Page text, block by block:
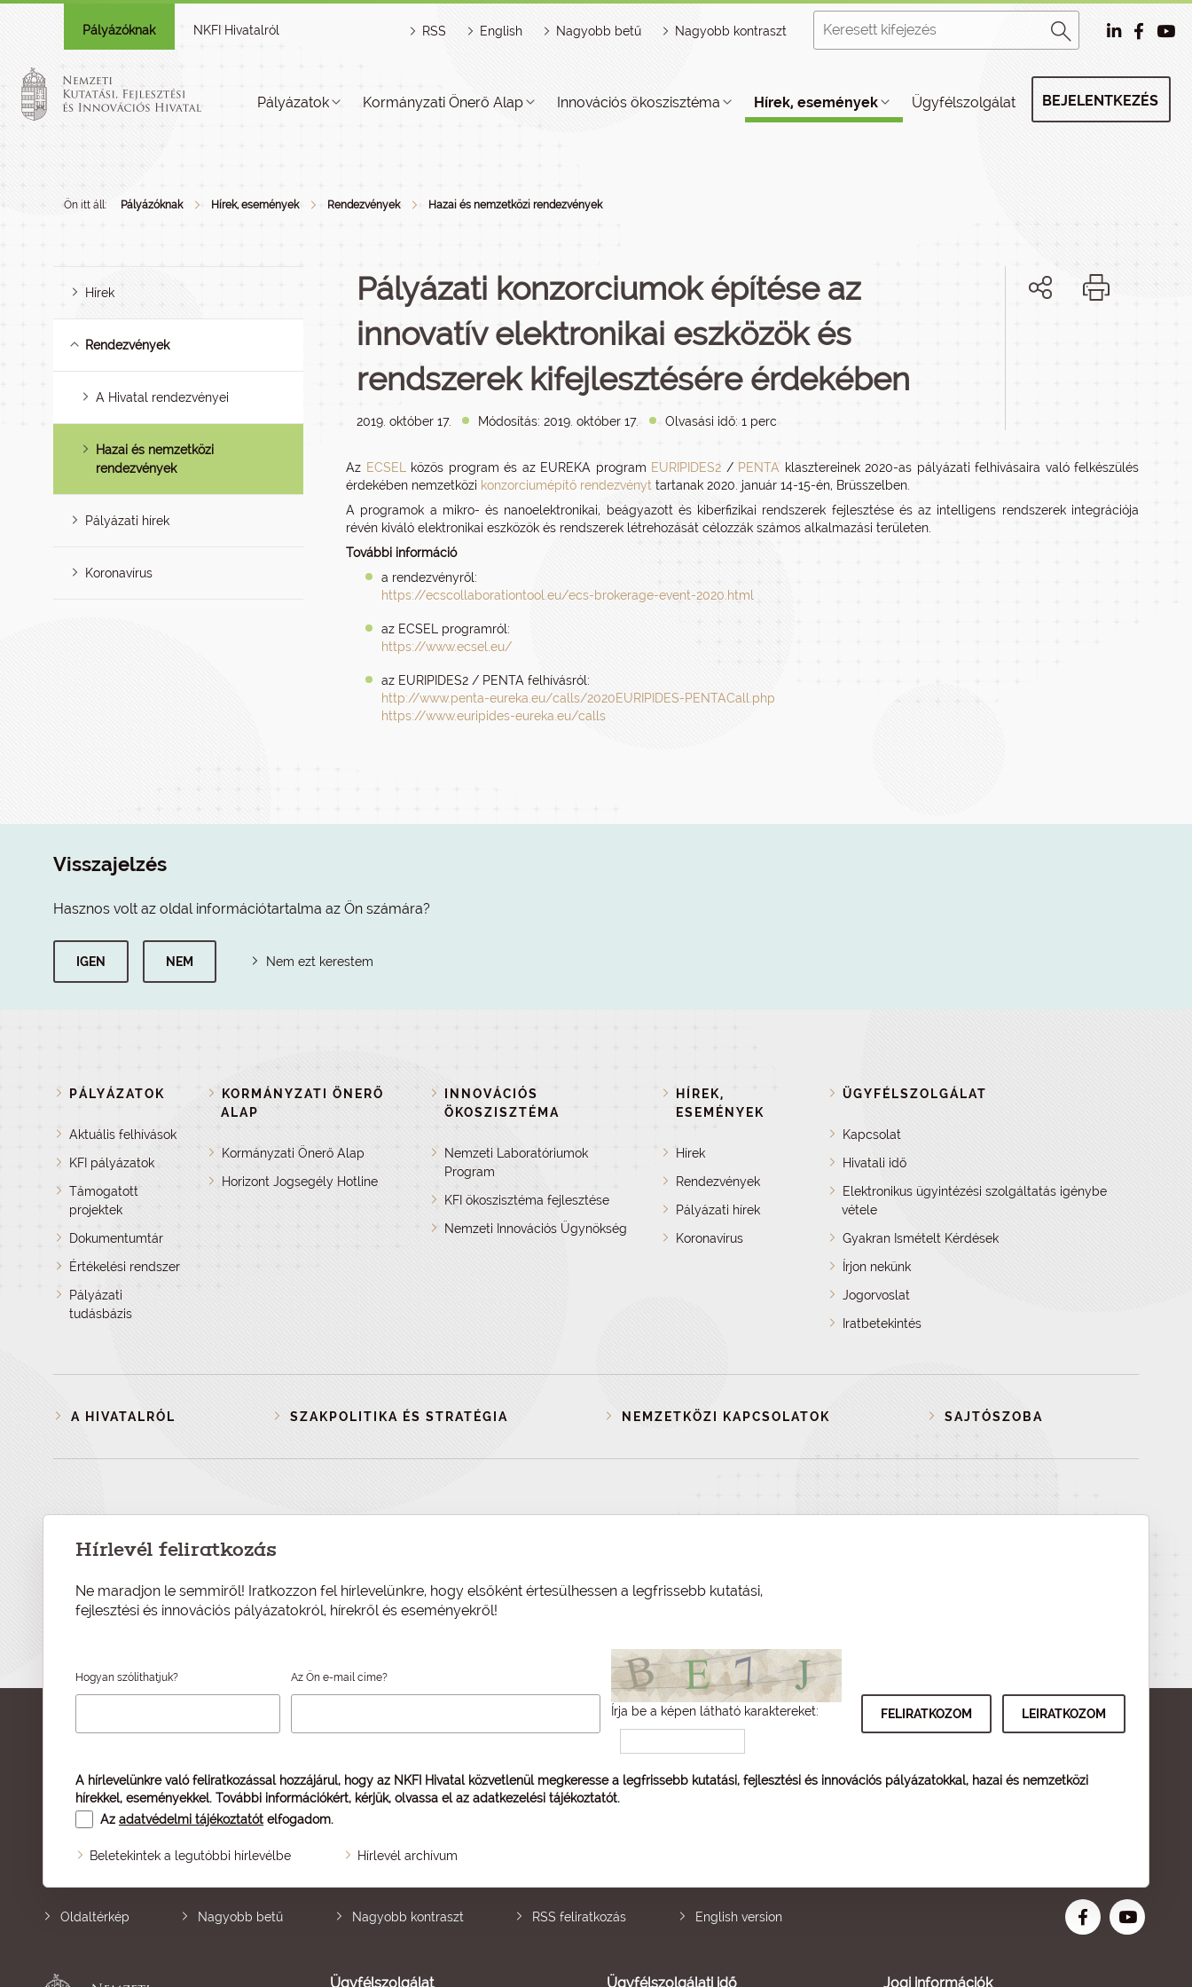
Pályázóknak NKFI Hivatalról RSS English Nagyobb betű Nagyobb kontraszt
Pályázatok Kormányzati Önerő Alap Innovációs ökoszisztéma Hírek, események Ügyfélszolgálat BEJELENTKEZÉS
Ön itt áll: Pályázóknak Hírek, események Rendezvények Hazai és nemzetközi rendezvények
Hírek
Rendezvények
A Hivatal rendezvényei
Hazai és nemzetközi
rendezvények
Pályázati hírek
Koronavírus
Pályázati konzorciumok építése az
innovatív elektronikai eszközök és
rendszerek kifejlesztésére érdekében
2019. október 17. Módosítás: 2019. október 17. Olvasási idő: 1 perc
Az ECSEL közös program és az EUREKA program EURIPIDES2 / PENTA klasztereinek 2020-as pályázati felhívásaira való felkészülés
érdekében nemzetközi konzorciumépítő rendezvényt tartanak 2020. január 14-15-én, Brüsszelben.
A programok a mikro- és nanoelektronikai, beágyazott és kiberfizikai rendszerek fejlesztése és az intelligens rendszerek integrációja
révén kiváló elektronikai eszközök és rendszerek létrehozását célozzák számos alkalmazási területen.
További információ
a rendezvényről:
https://ecscollaborationtool.eu/ecs-brokerage-event-2020.html
az ECSEL programról:
https://www.ecsel.eu/
az EURIPIDES2 / PENTA felhívásról:
http://www.penta-eureka.eu/calls/2020EURIPIDES-PENTACall.php
https://www.euripides-eureka.eu/calls
Visszajelzés
Hasznos volt az oldal információtartalma az Ön számára?
IGEN NEM Nem ezt kerestem
PÁLYÁZATOK
Aktuális felhívások
KFI pályázatok
Támogatott
projektek
Dokumentumtár
Értékelési rendszer
Pályázati
tudásbázis
KORMÁNYZATI ÖNERŐ
ALAP
Kormányzati Önerő Alap
Horizont Jogsegély Hotline
INNOVÁCIÓS
ÖKOSZISZTÉMA
Nemzeti Laboratóriumok
Program
KFI ökoszisztéma fejlesztése
Nemzeti Innovációs Ügynökség
HÍREK,
ESEMÉNYEK
Hírek
Rendezvények
Pályázati hírek
Koronavírus
ÜGYFÉLSZOLGÁLAT
Kapcsolat
Hivatali idő
Elektronikus ügyintézési szolgáltatás igénybe
vétele
Gyakran Ismételt Kérdések
Írjon nekünk
Jogorvoslat
Iratbetekintés
A HIVATALRÓL SZAKPOLITIKA ÉS STRATÉGIA NEMZETKÖZI KAPCSOLATOK SAJTÓSZOBA
Hírlevél feliratkozás
Ne maradjon le semmiről! Iratkozzon fel hírlevelünkre, hogy elsőként értesülhessen a legfrissebb kutatási,
fejlesztési és innovációs pályázatokról, hírekről és eseményekről!
Hogyan szólíthatjuk? Az Ön e-mail címe?
Írja be a képen látható karaktereket:
A hírlevelünkre való feliratkozással hozzájárul, hogy az NKFI Hivatal közvetlenül megkeresse a legfrissebb kutatási, fejlesztési és innovációs pályázatokkal, hazai és nemzetközi
hírekkel, eseményekkel. További információkért, kérjük, olvassa el az adatkezelési tájékoztatót.
Az adatvédelmi tájékoztatót elfogadom.
Beletekintek a legutóbbi hírlevélbe Hírlevél archívum
Oldaltérkép Nagyobb betű Nagyobb kontraszt RSS feliratkozás English version
Ügyfélszolgálat Ügyfélszolgálati idő Jogi információk